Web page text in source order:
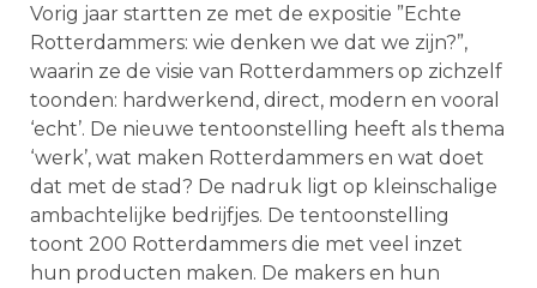
Vorig jaar startten ze met de expositie ”Echte
Rotterdammers: wie denken we dat we zijn?”,
waarin ze de visie van Rotterdammers op zichzelf
toonden: hardwerkend, direct, modern en vooral
‘echt’. De nieuwe tentoonstelling heeft als thema
‘werk’, wat maken Rotterdammers en wat doet
dat met de stad? De nadruk ligt op kleinschalige
ambachtelijke bedrijfjes. De tentoonstelling
toont 200 Rotterdammers die met veel inzet
hun producten maken. De makers en hun